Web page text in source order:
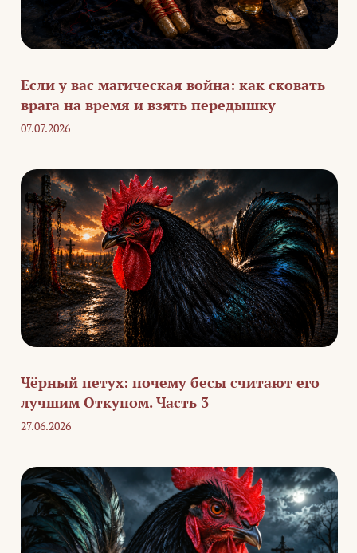
Если у вас магическая война: как сковать
врага на время и взять передышку
07.07.2026
Чёрный петух: почему бесы считают его
лучшим Откупом. Часть 3
27.06.2026